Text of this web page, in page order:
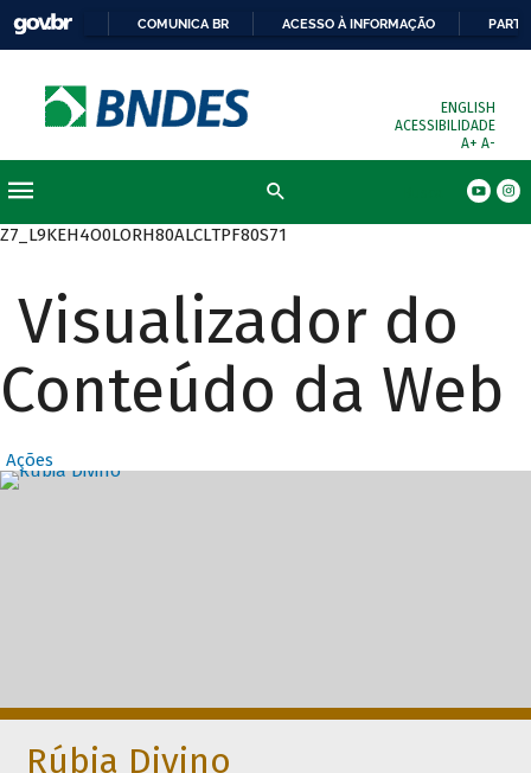
COMUNICA BR ACESSO À INFORMAÇÃO
ENGLISH
ACESSIBILIDADE
A+ A-
Z7_L9KEH4O0LORH80ALCLTPF80S71
Visualizador do
Conteúdo da Web
Ações
Destaques
Rúbia Divino